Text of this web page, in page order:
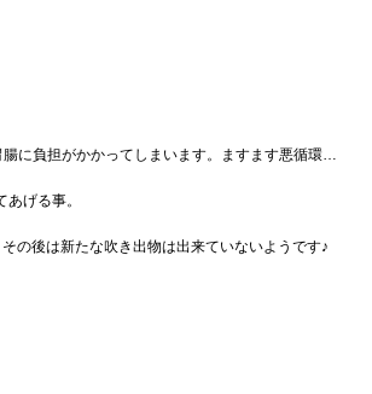
に負担がかかってしまいます。ますます悪循環…
げる事。
の後は新たな吹き出物は出来ていないようです♪